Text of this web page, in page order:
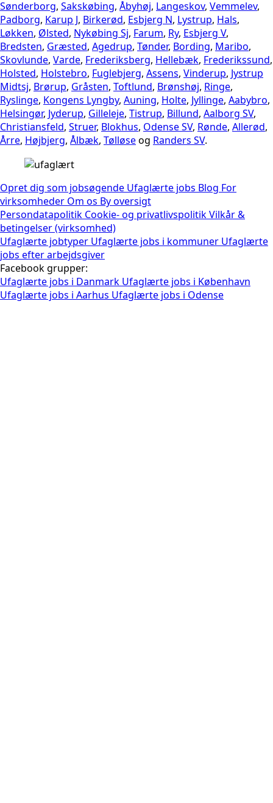
Sønderborg, Sakskøbing, Åbyhøj, Langeskov, Vemmelev,
Padborg, Karup J, Birkerød, Esbjerg N, Lystrup, Hals,
Løkken, Ølsted, Nykøbing Sj, Farum, Ry, Esbjerg V,
Bredsten, Græsted, Agedrup, Tønder, Bording, Maribo,
Skovlunde, Varde, Frederiksberg, Hellebæk, Frederikssund,
Holsted, Holstebro, Fuglebjerg, Assens, Vinderup, Jystrup
Midtsj, Brørup, Gråsten, Toftlund, Brønshøj, Ringe,
Ryslinge, Kongens Lyngby, Auning, Holte, Jyllinge, Aabybro,
Helsingør, Jyderup, Gilleleje, Tistrup, Billund, Aalborg SV,
Christiansfeld, Struer, Blokhus, Odense SV, Rønde, Allerød,
Årre, Højbjerg, Ålbæk, Tølløseog Randers SV.
Opret dig som jobsøgende Ufaglærte jobs Blog For
virksomheder Om os By oversigt
Persondatapolitik Cookie- og privatlivspolitikVilkår &
betingelser (virksomhed)
Ufaglærte jobtyper Ufaglærte jobs i kommuner Ufaglærte
jobs efter arbejdsgiver
Facebook grupper:
Ufaglærte jobs i Danmark Ufaglærte jobs i København
Ufaglærte jobs i Aarhus Ufaglærte jobs i Odense